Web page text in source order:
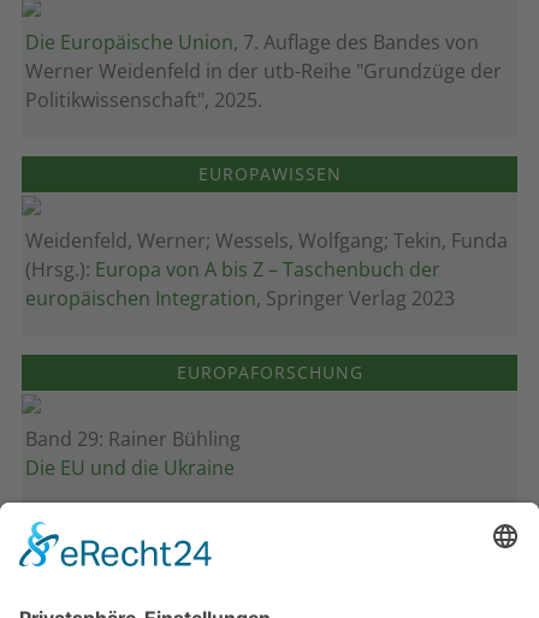
Die Europäische Union, 7. Auflage des Bandes von
Werner Weidenfeld in der utb-Reihe "Grundzüge der
Politikwissenschaft", 2025.
EUROPAWISSEN
Weidenfeld, Werner; Wessels, Wolfgang; Tekin, Funda
(Hrsg.): Europa von A bis Z – Taschenbuch der
europäischen Integration, Springer Verlag 2023
EUROPAFORSCHUNG
Band 29: Rainer Bühling
Die EU und die Ukraine
Band 28: Andrea Zeller
Eurorettung um jeden Preis?